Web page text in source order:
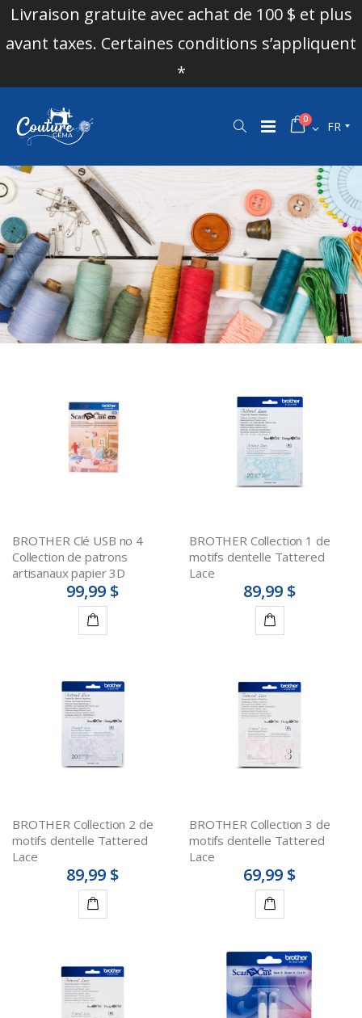
Livraison gratuite avec achat de 100 $ et plus
avant taxes. Certaines conditions s’appliquent
*
0 FR
BROTHER Clé USB no 4
Collection de patrons
artisanaux papier 3D
99,99 $
panier
BROTHER Collection 1 de
motifs dentelle Tattered
Lace
89,99 $
panier
BROTHER Collection 2 de
motifs dentelle Tattered
Lace
89,99 $
panier
BROTHER Collection 3 de
motifs dentelle Tattered
Lace
69,99 $
au
panier